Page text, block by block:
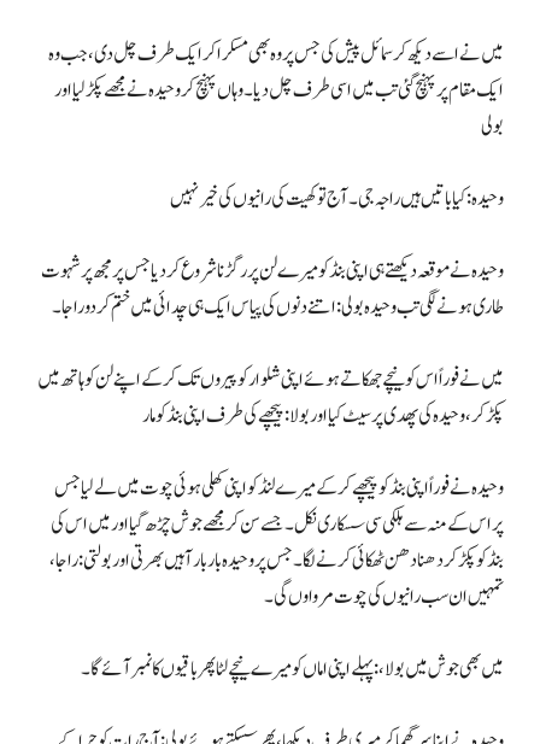
میں نے اسے دیکھ کر سمائل پیش کی جس پر وہ بھی مسکرا کر ایک طرف چل دی، جب وہ
ایک مقام پر پہنچ گئی تب میں اسی طرف چل دیا۔ وہاں پہنچ کر وحیدہ نے مجھے پکڑ لیا اور
بولی
وحیدہ: کیا باتیں ہیں راجہ جی۔ آج تو کھیت کی رانیوں کی خیر نہیں
وحیدہ نے موقعہ دیکھتے ہی اپنی بنڈ کو میرے لن پر رگڑنا شروع کردیا جس پر مجھ پر شہوت
طاری ہونے لگی تب وحیدہ بولی: اتنے دنوں کی پیاس ایک ہی چدائی میں ختم کردو راجا۔
میں نے فوراً اس کو نیچے جھکاتے ہوئے اپنی شلوار کو پیروں تک کرکے اپنے لن کو ہاتھ میں
پکڑ کر، وحیدہ کی پھدی پر سیٹ کیا اور بولا: پیچھے کی طرف اپنی بنڈ کو مار
وحیدہ نے فوراً اپنی بنڈ کو پیچھے کر کے میرے لنڈ کو اپنی کھلی ہوئی چوت میں لے لیا جس
پراس کے منہ سے ہلکی سی سسکاری نکل۔ جسے سن کر مجھے جوش چڑھ گیا اور میں اس کی
بنڈ کو پکڑ کر دھنا دھن ٹھکائی کرنے لگا۔ جس پر وحیدہ بار بار آہیں بھرتی اور بولتی: راجا،
تمہیں ان سب رانیوں کی چوت مرواوں گی۔
میں بھی جوش میں بولا، : پہلے اپنی اماں کو میرے نیچے لٹا پھر باقیوں کا نمبر آئے گا۔